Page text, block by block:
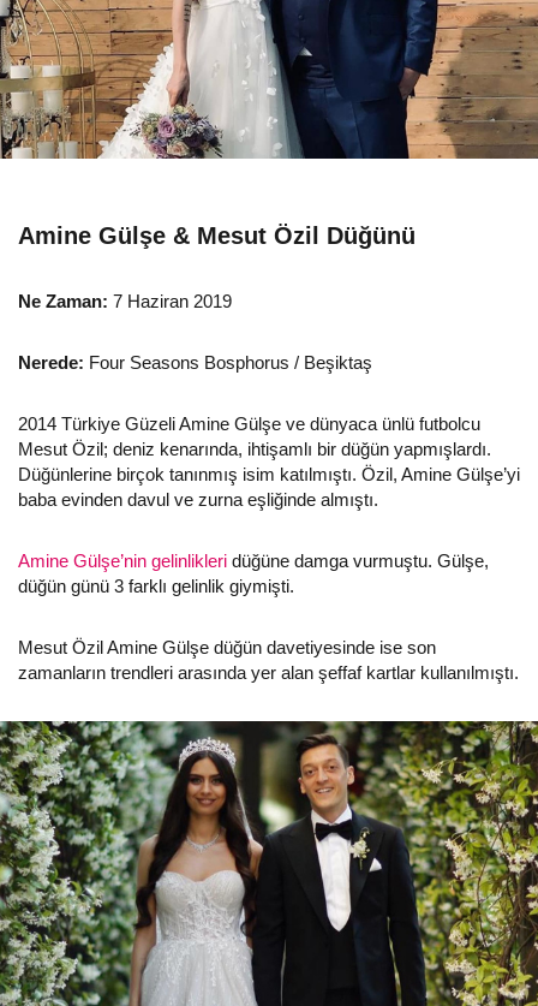
Amine Gülşe & Mesut Özil Düğünü
Ne Zaman: 7 Haziran 2019
Nerede: Four Seasons Bosphorus / Beşiktaş
2014 Türkiye Güzeli Amine Gülşe ve dünyaca ünlü futbolcu
Mesut Özil; deniz kenarında, ihtişamlı bir düğün yapmışlardı.
Düğünlerine birçok tanınmış isim katılmıştı. Özil, Amine Gülşe’yi
baba evinden davul ve zurna eşliğinde almıştı.
Amine Gülşe’nin gelinlikleri düğüne damga vurmuştu. Gülşe,
düğün günü 3 farklı gelinlik giymişti.
Mesut Özil Amine Gülşe düğün davetiyesinde ise son
zamanların trendleri arasında yer alan şeffaf kartlar kullanılmıştı.